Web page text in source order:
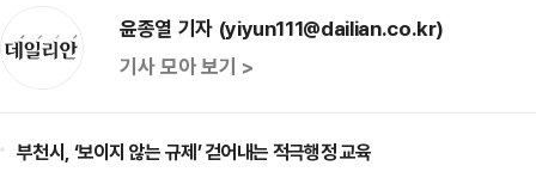
윤종열 기자 (yiyun111@dailian.co.kr)
기사 모아 보기 >
부천시, ‘보이지 않는 규제’ 걷어내는 적극행정 교육